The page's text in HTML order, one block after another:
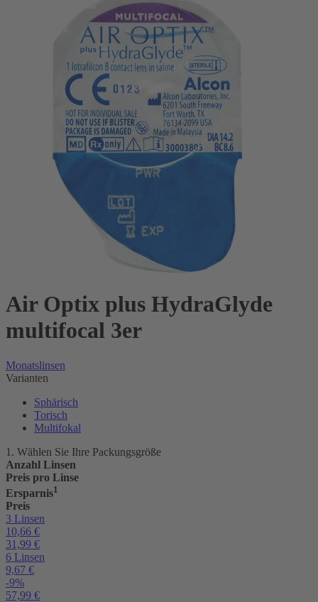
Air Optix plus HydraGlyde
multifocal 3er
Monatslinsen
Varianten
Sphärisch
Torisch
Multifokal
1. Wählen Sie Ihre Packungsgröße
Anzahl Linsen
Preis pro Linse
Ersparnis1
Preis
3 Linsen
10,66 €
31,99 €
6 Linsen
9,67 €
-9%
57,99 €